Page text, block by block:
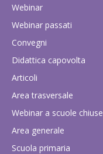
Webinar
Webinar passati
Convegni
Didattica capovolta
Articoli
Area trasversale
Webinar a scuole chiuse
Area generale
Scuola primaria